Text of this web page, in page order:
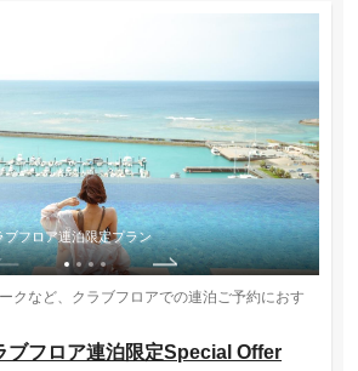
フロア連泊限定プラン
クなど、クラブフロアでの連泊ご予約におす
ブフロア連泊限定Special Offer